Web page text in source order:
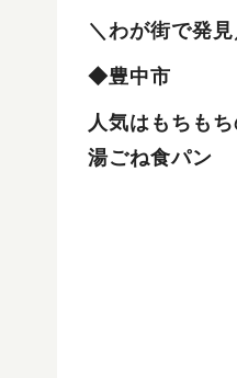
＼わが街で発
◆豊中市
人気はもちもち
湯ごね食パン